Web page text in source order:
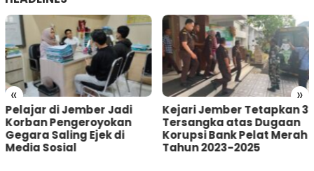
« »
Kejari Jember Tetapkan 3
Tersangka atas Dugaan
Korupsi Bank Pelat Merah
Tahun 2023-2025
Pria Asal Lumajang
Tertangkap Warga
Sumberbaru Jember
saat akan Curi Kotak